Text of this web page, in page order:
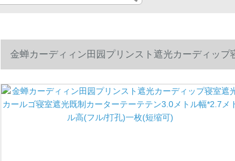
金蝉カーディィン田园プリンスト遮光カーディッ
ル高(フル/打孔)一枚(短缩可)